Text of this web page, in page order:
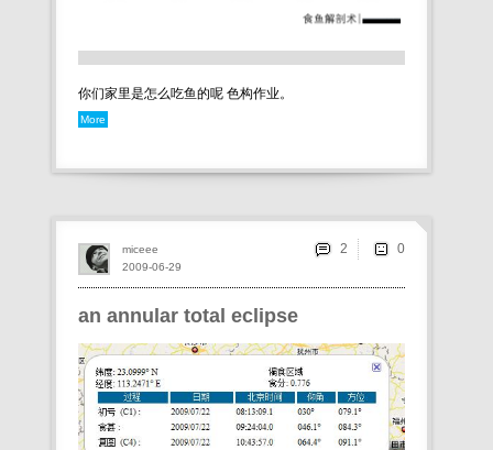
你们家里是怎么吃鱼的呢 色构作业。
More
an annular total eclipse
2009-06-29
miceee 2